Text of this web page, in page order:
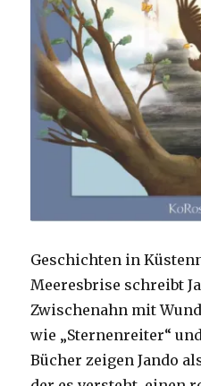
Geschichten in
Meeresbrise schreibt
Zwischenahn mit
wie „Sternenreiter“
Bücher zeigen Jando